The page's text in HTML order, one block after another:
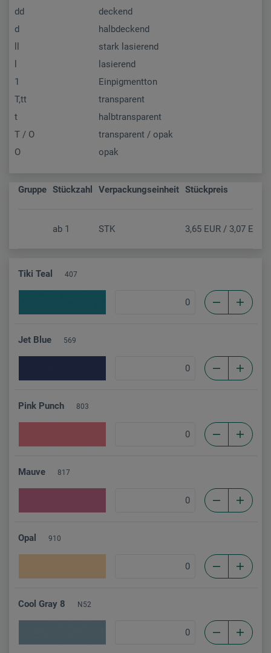
dd
deckend
d
halbdeckend
stark lasierend
lasierend
1
Einpigmentton
T,tt
transparent
t
halbtransparent
T / O
transparent / opak
O
opak
Gruppe Stückzahl Verpackungseinheit Stückpreis
ab 1 STK 3,65 EUR / 3,07 EUR
Tiki Teal 407
Jet Blue 569
Pink Punch 803
Mauve 817
Opal 910
Cool Gray 8 N52